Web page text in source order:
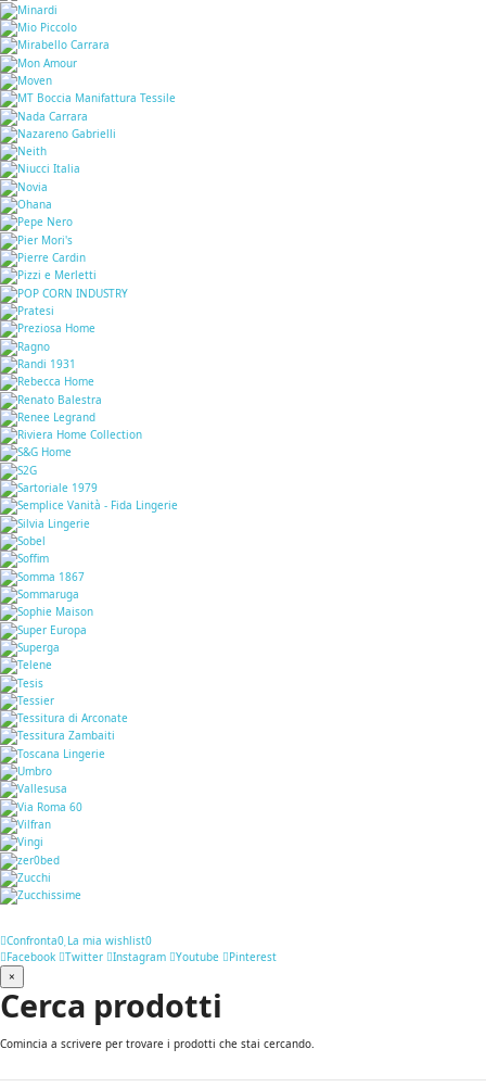
Confronta0 La mia wishlist0
Facebook
Twitter Instagram Youtube
Pinterest
×
Cerca prodotti
Comincia a scrivere per trovare i prodotti che stai cercando.